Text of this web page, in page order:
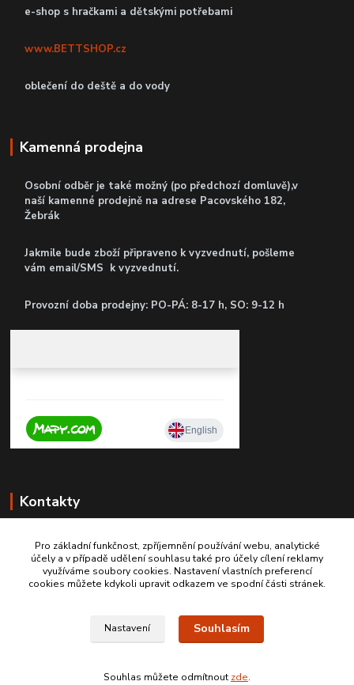
e-shop s hračkami a dětskými potřebami
www.BETTSHOP.cz
oblečení do deště a do vody
Kamenná prodejna
Osobní odběr je také možný (po předchozí domluvě),v
naší kamenné prodejně na adrese Pacovského 182,
Žebrák
Jakmile bude zboží připraveno k vyzvednutí, pošleme
vám email/SMS k vyzvednutí.
Provozní doba prodejny: PO-PÁ: 8-17 h, SO: 9-12 h
Kontakty
+420 603467970
Pro základní funkčnost, zpříjemnění používání webu, analytické
účely a v případě udělení souhlasu také pro účely cílení reklamy
využíváme soubory cookies. Nastavení vlastních preferencí
cookies můžete kdykoli upravit odkazem ve spodní části stránek.
Nastavení Souhlasím
Souhlas můžete odmítnout zde.